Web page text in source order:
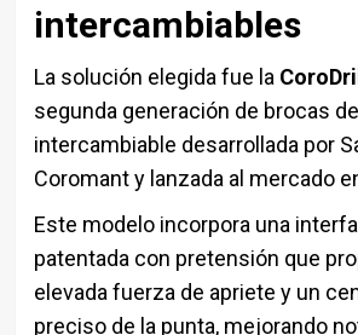
intercambiables
La solución elegida fue la
segunda generación de brocas
intercambiable desarrollada por
Coromant y lanzada al mercado
Este modelo incorpora una
patentada con pretensión que
elevada fuerza de apriete y un
preciso de la punta, mejorando